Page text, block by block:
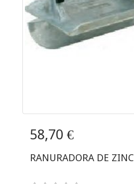
58,70 €
RANURADORA DE ZINC